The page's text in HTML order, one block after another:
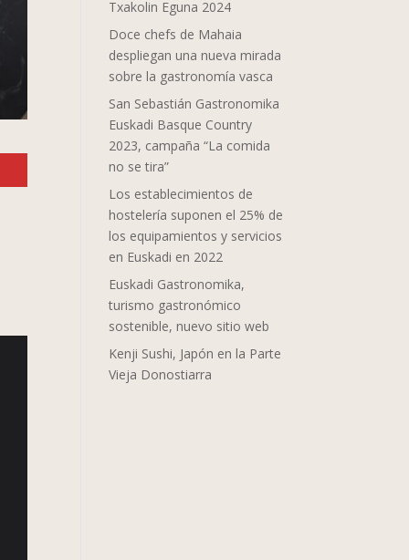
Txakolin Eguna 2024
Doce chefs de Mahaia
despliegan una nueva mirada
sobre la gastronomía vasca
San Sebastián Gastronomika
Euskadi Basque Country
2023, campaña “La comida
no se tira”
Los establecimientos de
hostelería suponen el 25% de
los equipamientos y servicios
en Euskadi en 2022
Euskadi Gastronomika,
turismo gastronómico
sostenible, nuevo sitio web
Kenji Sushi, Japón en la Parte
Vieja Donostiarra